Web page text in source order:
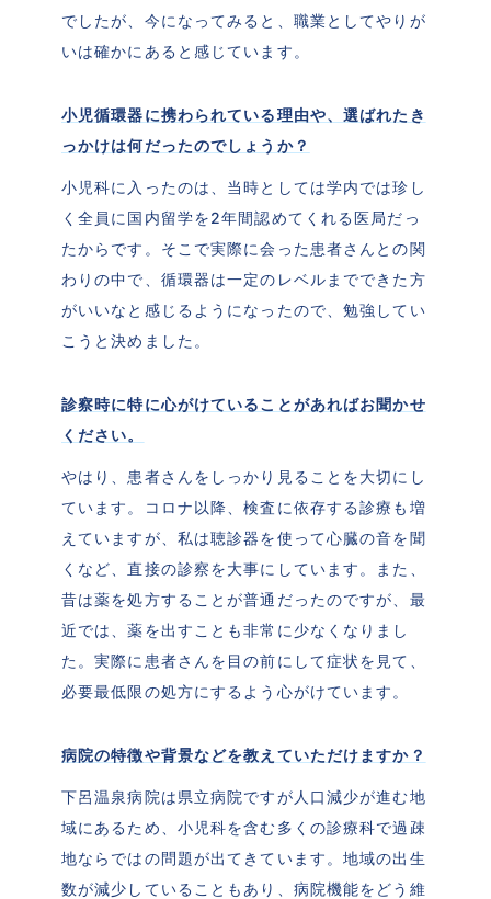
でしたが、今になってみると、職業としてやりが
いは確かにあると感じています。
小児循環器に携わられている理由や、選ばれたき
っかけは何だったのでしょうか？
小児科に入ったのは、当時としては学内では珍し
く全員に国内留学を2年間認めてくれる医局だっ
たからです。そこで実際に会った患者さんとの関
わりの中で、循環器は一定のレベルまでできた方
がいいなと感じるようになったので、勉強してい
こうと決めました。
診察時に特に心がけていることがあればお聞かせ
ください。
やはり、患者さんをしっかり見ることを大切にし
ています。コロナ以降、検査に依存する診療も増
えていますが、私は聴診器を使って心臓の音を聞
くなど、直接の診察を大事にしています。また、
昔は薬を処方することが普通だったのですが、最
近では、薬を出すことも非常に少なくなりまし
た。実際に患者さんを目の前にして症状を見て、
必要最低限の処方にするよう心がけています。
病院の特徴や背景などを教えていただけますか？
下呂温泉病院は県立病院ですが人口減少が進む地
域にあるため、小児科を含む多くの診療科で過疎
地ならではの問題が出てきています。地域の出生
数が減少していることもあり、病院機能をどう維